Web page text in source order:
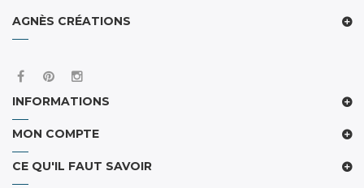
AGNÈS CRÉATIONS
INFORMATIONS
MON COMPTE
CE QU'IL FAUT SAVOIR